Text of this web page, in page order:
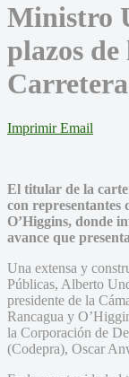
Ministro
plazos
Imprimir Email
El titular de la
con representantes
O’Higgins, donde
avance que
Una extensa y
Públicas, Alberto
presidente de la
Rancagua y
la Corporación de
(Codepra), Oscar